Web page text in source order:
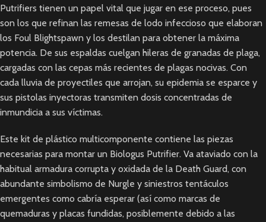
Putrifiers tienen un papel vital que jugar en ese proceso, pues
son los que refinan las remesas de lodo infeccioso que elaboran
los Foul Blightspawn y los destilan para obtener la máxima
potencia. De sus espaldas cuelgan hileras de granadas de plaga,
cargadas con las cepas más recientes de plagas nocivas. Con
cada lluvia de proyectiles que arrojan, su epidemia se esparce y
sus pistolas inyectoras transmiten dosis concentradas de
inmundicia a sus víctimas.
Este kit de plástico multicomponente contiene las piezas
necesarias para montar un Biologus Putrifier. Va ataviado con la
habitual armadura corrupta y oxidada de la Death Guard, con
abundante simbolismo de Nurgle y siniestros tentáculos
emergentes como cabría esperar (así como marcas de
quemaduras y placas fundidas, posiblemente debido a las